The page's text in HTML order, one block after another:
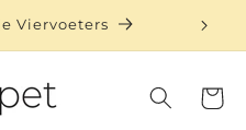
Viervoeters